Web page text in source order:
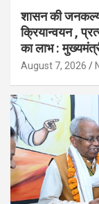
शासन की
क्रियान्वयन ,
का लाभ :
August 7, 2026